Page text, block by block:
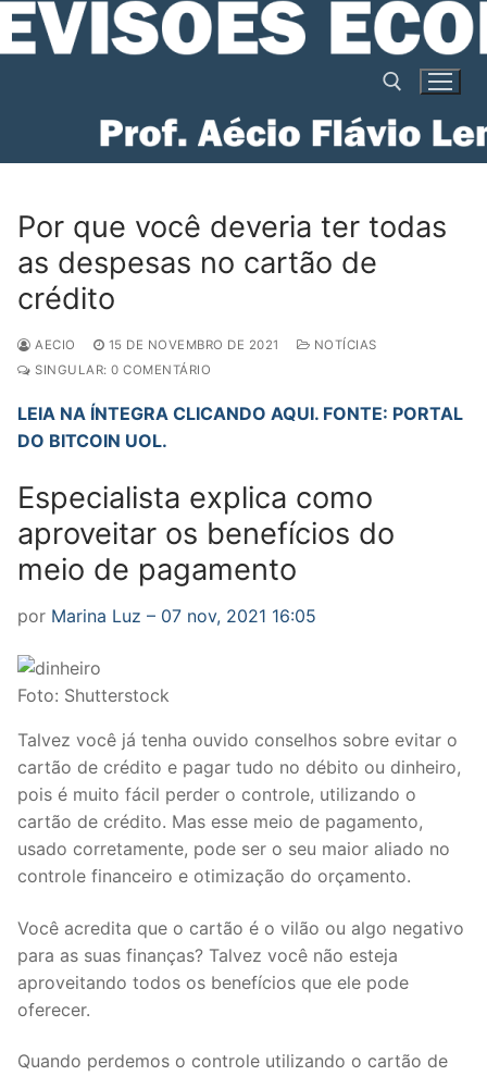
Pular
para
Por que você deveria ter todas
as despesas no cartão de
crédito
AECIO 15 DE NOVEMBRO DE 2021
NOTÍCIAS
SINGULAR: 0 COMENTÁRIO
LEIA NA ÍNTEGRA CLICANDO AQUI. FONTE: PORTAL
DO BITCOIN UOL.
Especialista explica como
aproveitar os benefícios do
meio de pagamento
por Marina Luz – 07 nov, 2021 16:05
Foto: Shutterstock
Talvez você já tenha ouvido conselhos sobre evitar o
cartão de crédito e pagar tudo no débito ou dinheiro,
pois é muito fácil perder o controle, utilizando o
cartão de crédito. Mas esse meio de pagamento,
usado corretamente, pode ser o seu maior aliado no
controle financeiro e otimização do orçamento.
Você acredita que o cartão é o vilão ou algo negativo
para as suas finanças? Talvez você não esteja
aproveitando todos os benefícios que ele pode
oferecer.
Quando perdemos o controle utilizando o cartão de